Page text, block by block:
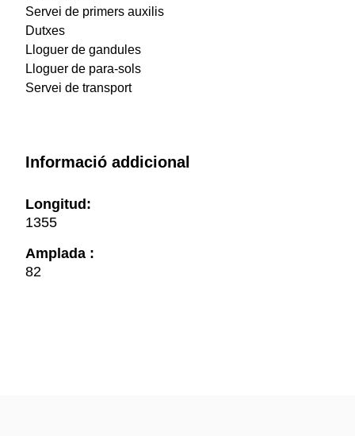
Servei de primers auxilis
Dutxes
Lloguer de gandules
Lloguer de para-sols
Servei de transport
Informació addicional
Longitud:
1355
Amplada :
82